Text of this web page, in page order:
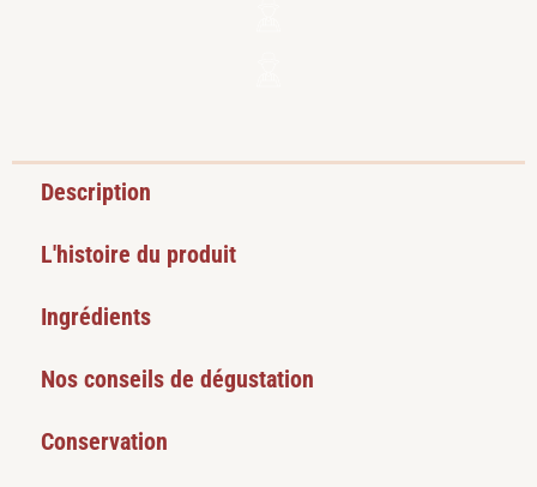
Description
L'histoire du produit
Ingrédients
Nos conseils de dégustation
Conservation